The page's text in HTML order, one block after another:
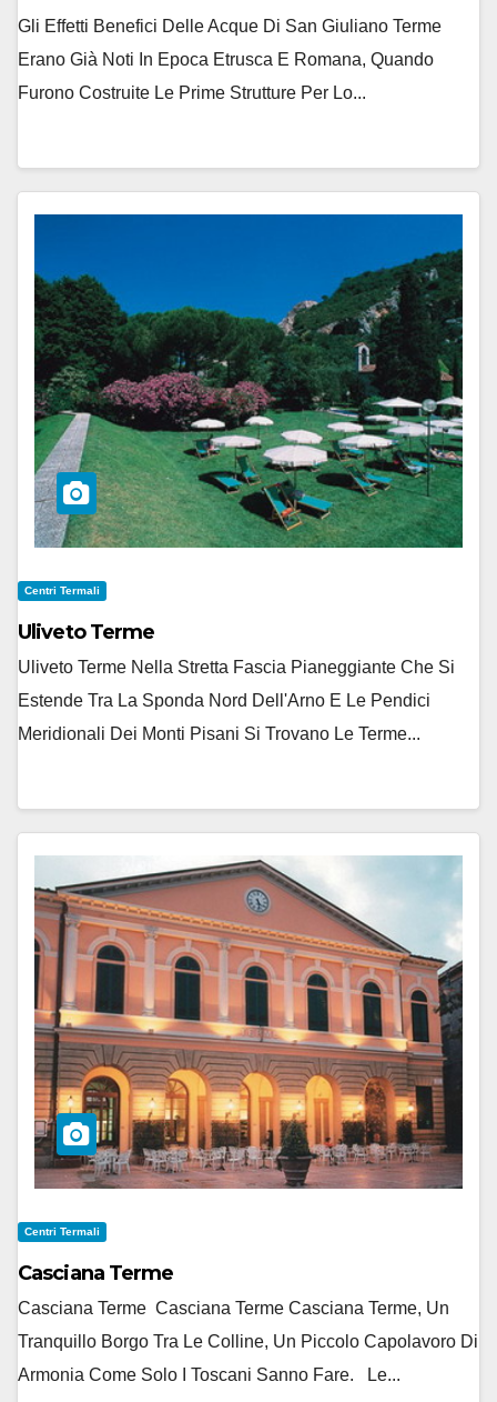
Gli Effetti Benefici Delle Acque Di San Giuliano Terme
Erano Già Noti In Epoca Etrusca E Romana, Quando
Furono Costruite Le Prime Strutture Per Lo...
Centri Termali
Uliveto Terme
Uliveto Terme Nella Stretta Fascia Pianeggiante Che Si
Estende Tra La Sponda Nord Dell'Arno E Le Pendici
Meridionali Dei Monti Pisani Si Trovano Le Terme...
Centri Termali
Casciana Terme
Casciana Terme Casciana Terme Casciana Terme, Un
Tranquillo Borgo Tra Le Colline, Un Piccolo Capolavoro Di
Armonia Come Solo I Toscani Sanno Fare. Le...